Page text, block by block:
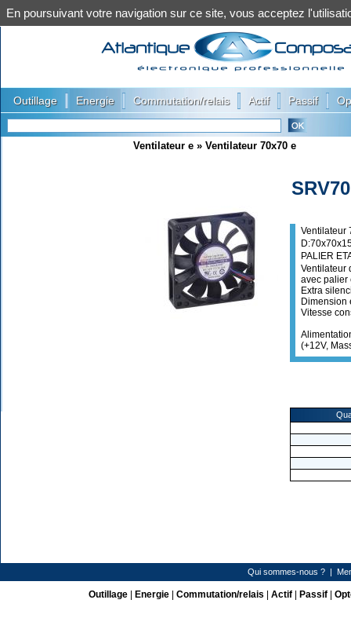
Outillage Energie Commutation/relais Actif Passif
Ventilateur e » Ventilateur 70x70 e
Ventilateur
PALIER
Ventilateur
avec palier
Extra
Dimension
Vitesse
(+12V,
Qui sommes-nous ?|
Outillage| Energie| Commutation/relais Actif| Passif|
En poursuivant votre navigation sur ce site, vous acceptez